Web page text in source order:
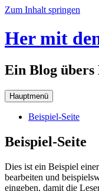
Zum Inhalt springen
Her mit
Ein Blog übers
Hauptmenü
Beispiel-Seite
Beispiel-Seite
Dies ist ein Beispiel
bearbeiten und
eingeben, damit die